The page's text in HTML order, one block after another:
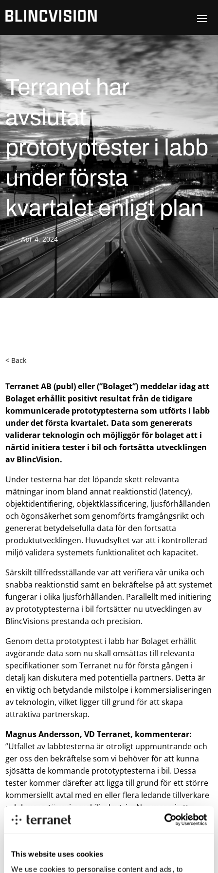
This website uses cookies
We use cookies to personalise content and ads, to
Terranet har
avslutat
prototyptester i labb
under första
kvartalet enligt plan
Apr 4, 2024
< Back
Terranet AB (publ) eller (”Bolaget”) meddelar idag att
Bolaget erhållit positivt resultat från de tidigare
kommunicerade prototyptesterna som utförts i labb
under det första kvartalet. Data som genererats
validerar teknologin och möjliggör för bolaget att i
närtid initiera tester i bil och fortsätta utvecklingen
av BlincVision.
Under testerna har det löpande skett relevanta
mätningar inom bland annat reaktionstid (latency),
objektidentifiering, objektklassificering, ljusförhållanden
och ögonsäkerhet som genomförts framgångsrikt och
genererat betydelsefulla data för den fortsatta
produktutvecklingen. Huvudsyftet var att i kontrollerad
miljö validera systemets funktionalitet och kapacitet.
Särskilt tillfredsställande var att verifiera vår unika och
snabba reaktionstid samt en bekräftelse på att systemet
fungerar i olika ljusförhållanden. Parallellt med initiering
av prototyptesterna i bil fortsätter nu utvecklingen av
BlincVisions prestanda och precision.
Genom detta prototyptest i labb har Bolaget erhållit
avgörande data som nu skall omsättas till relevanta
specifikationer som Terranet nu för första gången i
detalj kan diskutera med potentiella partners. Detta är
en viktig och betydande milstolpe i kommersialiseringen
av teknologin, vilket ligger till grund för att skapa
attraktiva partnerskap.
Magnus Andersson, VD Terranet, kommenterar:
”Utfallet av labbtesterna är otroligt uppmuntrande och
ger oss den bekräftelse som vi behöver för att kunna
sjösätta de kommande prototyptesterna i bil. Dessa
tester kommer därefter att ligga till grund för ett större
kommersiellt avtal med en eller flera ledande tillverkare
och leverantörer inom bilindustrin. Nu avser vi att
accelerera prototyptesterna i bil för att snarast kunna
har vi haft fördjupade samtal med ett flertal större
biltillverkare inför våra tester i bil.